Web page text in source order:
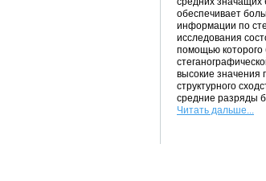
обеспечивает
информации по
исследования
помощью
высокие значения
структурного
средние разряды
Читать дальше...